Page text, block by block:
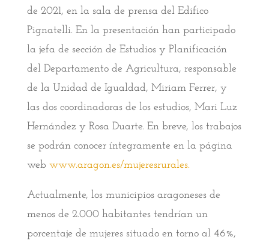
de 2021, en la sala de prensa del Edifico
Pignatelli. En la presentación han participado
la jefa de sección de Estudios y Planificación
del Departamento de Agricultura, responsable
de la Unidad de Igualdad, Miriam Ferrer, y
las dos coordinadoras de los estudios, Mari Luz
Hernández y Rosa Duarte. En breve, los trabajos
se podrán conocer íntegramente en la página
web www.aragon.es/mujeresrurales.
Actualmente, los municipios aragoneses de
menos de 2.000 habitantes tendrían un
porcentaje de mujeres situado en torno al 46%,